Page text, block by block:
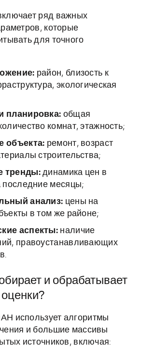
ряд важных
которые
для точного
район, близость к
экологическая
планировка: общая
комнат, этажность;
объекта: ремонт, возраст
строительства;
тренды:динамика цен в
последние месяцы;
анализ: цены на
в том же районе;
аспекты: наличие
правоустанавливающих
и обрабатывает
использует алгоритмы
и большие массивы
источников, включая: